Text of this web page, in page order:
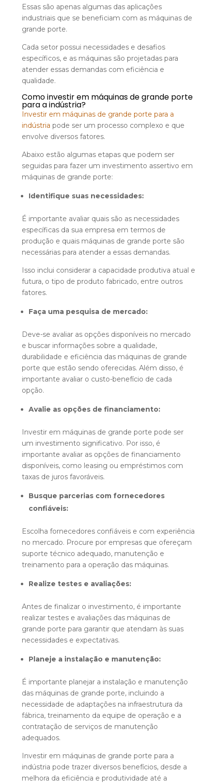
Essas são apenas algumas das aplicações
industriais que se beneficiam com as máquinas de
grande porte.
Cada setor possui necessidades e desafios
específicos, e as máquinas são projetadas para
atender essas demandas com eficiência e
qualidade.
Como investir em máquinas de grande porte
para a indústria?
Investir em máquinas de grande porte para a
indústria pode ser um processo complexo e que
envolve diversos fatores.
Abaixo estão algumas etapas que podem ser
seguidas para fazer um investimento assertivo em
máquinas de grande porte:
Identifique suas necessidades:
É importante avaliar quais são as necessidades
específicas da sua empresa em termos de
produção e quais máquinas de grande porte são
necessárias para atender a essas demandas.
Isso inclui considerar a capacidade produtiva atual e
futura, o tipo de produto fabricado, entre outros
fatores.
Faça uma pesquisa de mercado:
Deve-se avaliar as opções disponíveis no mercado
e buscar informações sobre a qualidade,
durabilidade e eficiência das máquinas de grande
porte que estão sendo oferecidas. Além disso, é
importante avaliar o custo-benefício de cada
opção.
Avalie as opções de financiamento:
Investir em máquinas de grande porte pode ser
um investimento significativo. Por isso, é
importante avaliar as opções de financiamento
disponíveis, como leasing ou empréstimos com
taxas de juros favoráveis.
Busque parcerias com fornecedores
confiáveis:
Escolha fornecedores confiáveis e com experiência
no mercado. Procure por empresas que ofereçam
suporte técnico adequado, manutenção e
treinamento para a operação das máquinas.
Realize testes e avaliações:
Antes de finalizar o investimento, é importante
realizar testes e avaliações das máquinas de
grande porte para garantir que atendam às suas
necessidades e expectativas.
Planeje a instalação e manutenção:
É importante planejar a instalação e manutenção
das máquinas de grande porte, incluindo a
necessidade de adaptações na infraestrutura da
fábrica, treinamento da equipe de operação e a
contratação de serviços de manutenção
adequados.
Investir em máquinas de grande porte para a
indústria pode trazer diversos benefícios, desde a
melhora da eficiência e produtividade até a